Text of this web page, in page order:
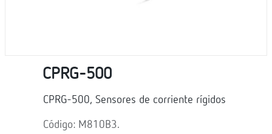
CPRG-500
CPRG-500, Sensores de corriente rígidos
Código: M810B3.